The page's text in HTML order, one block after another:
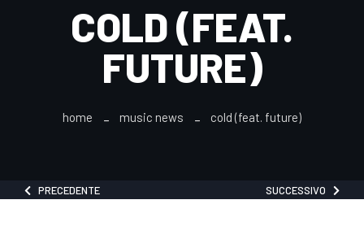
COLD (FEAT.
FUTURE)
home music news cold (feat. future)
PRECEDENTE SUCCESSIVO